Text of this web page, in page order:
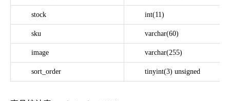
stock int(11)
sku varchar(60)
image varchar(255)
sort_order tinyint(3) unsigned